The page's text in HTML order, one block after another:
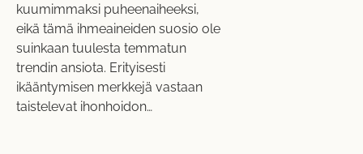
kuumimmaksi puheenaiheeksi,
eikä tämä ihmeaineiden suosio ole
suinkaan tuulesta temmatun
trendin ansiota. Erityisesti
ikääntymisen merkkejä vastaan
taistelevat ihonhoidon…